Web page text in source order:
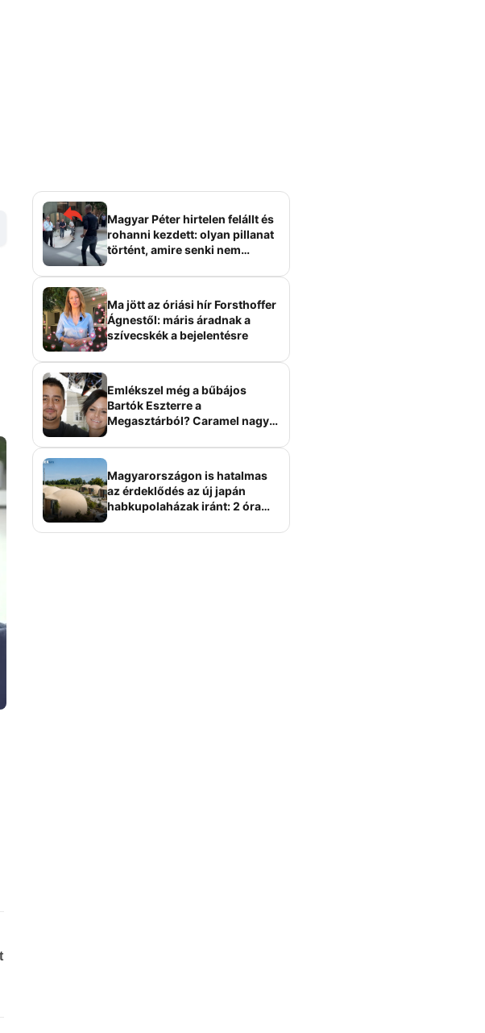
Magyar Péter hirtelen felállt és
rohanni kezdett: olyan pillanat
történt, amire senki nem
Ma jött az óriási hír Forsthoffer
Ágnestől: máris áradnak a
szívecskék a bejelentésre
Emlékszel még a bűbájos
Bartók Eszterre a
Megasztárból? Caramel nagy
Magyarországon is hatalmas
az érdeklődés az új japán
habkupolaházak iránt: 2 óra
elképesztő áron hirdetik őket